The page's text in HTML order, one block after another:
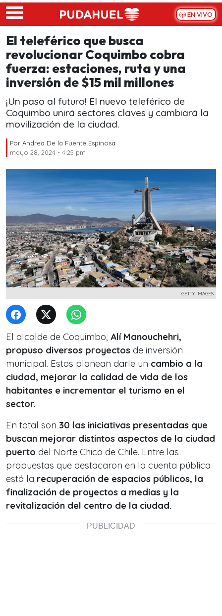
Skip to main content
EN VIVO
El teleférico que busca
revolucionar Coquimbo cobra
fuerza: estaciones, ruta y una
inversión de $15 mil millones
¡Un paso al futuro! El nuevo teleférico de
Coquimbo unirá sectores claves y cambiará la
movilización de la ciudad.
Por Andrea De la Fuente Espinosa
mayo 28, 2024 - 4:25 pm
GETTY IMAGES
El alcalde de Coquimbo, Alí Manouchehri,
propuso diversos proyectos de inversión
municipal. Estos planean darle un cambio a la
ciudad, mejorar la calidad de vida de los
habitantes e incrementar el turismo en el
sector.
En total son 30 las iniciativas presentadas que
buscan mejorar distintos aspectos de la ciudad
puerto del Norte Chico de Chile. Entre las
propuestas que destacaron en la cuenta pública
está la recuperación de espacios públicos, la
finalización de proyectos a medias y la
revitalización del centro de la ciudad.